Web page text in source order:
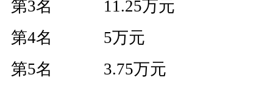
第3名 11.25万元
第4名 5万元
第5名 3.75万元